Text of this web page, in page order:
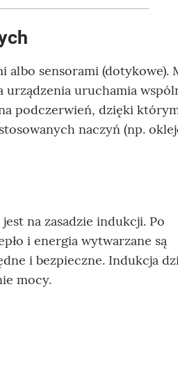
albo sensorami (dotykowe).
uruchamia
podczerwień, dzięki
naczyń (np.
na zasadzie indukcji. Po
i energia wytwarzane są
i bezpieczne. Indukcja
mocy.